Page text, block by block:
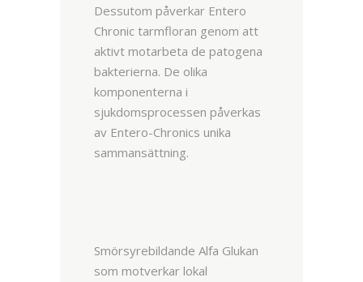
Dessutom påverkar Entero
Chronic tarmfloran genom att
aktivt motarbeta de patogena
bakterierna. De olika
komponenterna i
sjukdomsprocessen påverkas
av Entero-Chronics unika
sammansättning.
Smörsyrebildande Alfa Glukan
som motverkar lokal